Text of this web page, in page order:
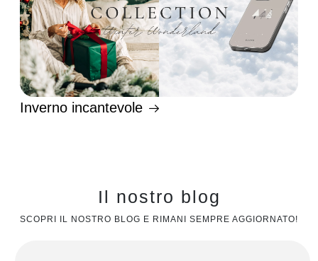
Inverno incantevole
Il nostro blog
SCOPRI IL NOSTRO BLOG E RIMANI SEMPRE AGGIORNATO!